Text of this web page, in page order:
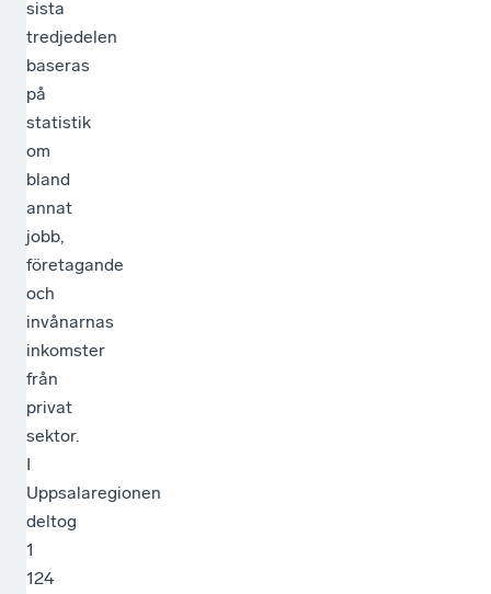
sista
tredjedelen
baseras
på
statistik
om
bland
annat
jobb,
företagande
och
invånarnas
inkomster
från
privat
sektor.
I
Uppsalaregionen
deltog
1
124